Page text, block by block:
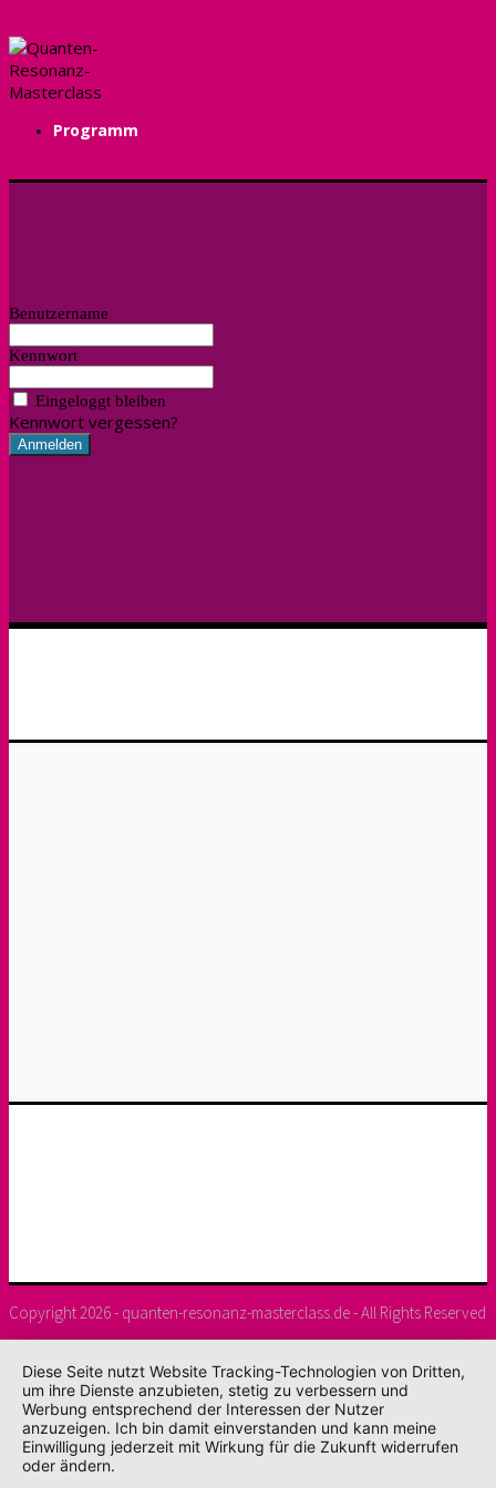
Programm
Benutzername
Kennwort
Eingeloggt bleiben
Kennwort vergessen?
Copyright 2026 - quanten-resonanz-masterclass.de - All Rights Reserved
Diese Seite nutzt Website Tracking-Technologien von Dritten,
um ihre Dienste anzubieten, stetig zu verbessern und
Werbung entsprechend der Interessen der Nutzer
anzuzeigen. Ich bin damit einverstanden und kann meine
Einwilligung jederzeit mit Wirkung für die Zukunft widerrufen
oder ändern.